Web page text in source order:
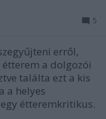
5
erről,
a dolgozói
találta ezt a kis
a helyes
étteremkritikus.